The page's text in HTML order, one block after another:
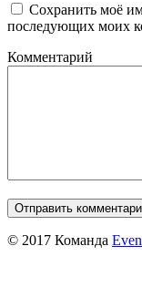
Сохранить моё
последующих моих
Комментарий
© 2017 Команда